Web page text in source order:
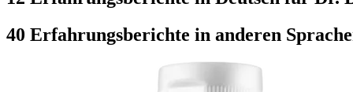
40 Erfahrungsberichte in anderen